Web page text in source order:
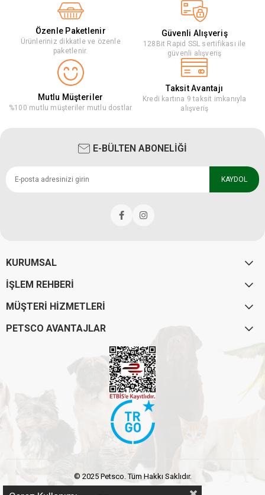
Özenle Paketlenir
Ürünleriniz dikkatle ve özenle
paketlenir.
Güvenli Alışveriş
128Bit Rapid SSL sertifikası ile
güvenli alışveriş
Mutlu Müşteriler
%100 mutlu müşteriler mutlu dostlar
Taksit Avantajı
Kredi kartına 9 taksit imkanıyla
alışveriş
E-BÜLTEN ABONELİĞİ
KAYDOL
KURUMSAL
İŞLEM REHBERİ
MÜŞTERİ HİZMETLERİ
PETSCO AVANTAJLAR
© 2025 Petsco. Tüm Hakkı Saklıdır.